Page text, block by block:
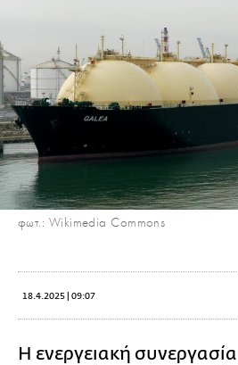
φωτ.: Wikimedia Commons
18.4.2025 | 09:07
Η ενεργειακή